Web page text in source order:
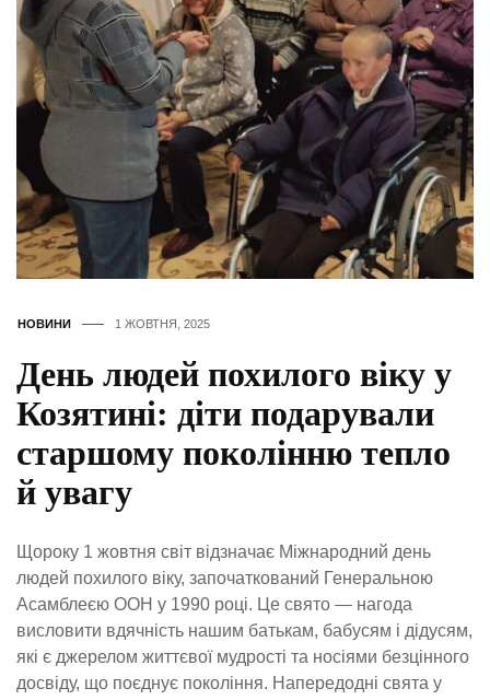
НОВИНИ 1 ЖОВТНЯ, 2025
День людей похилого віку у
Козятині: діти подарували
старшому поколінню тепло
й увагу
Щороку 1 жовтня світ відзначає Міжнародний день
людей похилого віку, започаткований Генеральною
Асамблеєю ООН у 1990 році. Це свято — нагода
висловити вдячність нашим батькам, бабусям і дідусям,
які є джерелом життєвої мудрості та носіями безцінного
досвіду, що поєднує покоління. Напередодні свята у